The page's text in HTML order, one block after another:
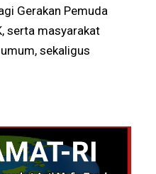
Gerakan Pemuda
serta masyarakat
sekaligus